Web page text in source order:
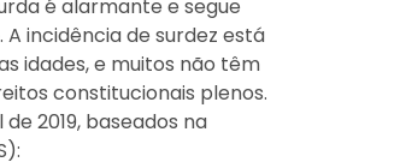
é alarmante e segue
incidência de surdez está
idades, e muitos não têm
constitucionais plenos.
2019, baseados na